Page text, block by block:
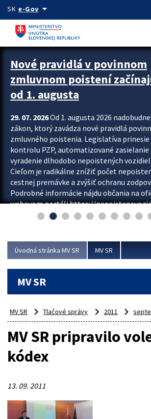
Preskocit na hlavný obsah
SK e-Govarrow_drop_down
Zastavit automatický posun upútavok
Nové pravidlá v povinnom
zmluvnom poistení
od 1. augusta
29. 07. 2026Od 1. augusta 2026
zákon, ktorý zavádza nové pravidlá
zmluvného poistenia. Legislatíva
kontrolu PZP, automatizované zasielanie
vyradenie dlhodobo nepoistených vozidiel
Cieľom je radikálne znížiť počet
cestnej premávke a zvýšiť ochranu
Podrobné informácie nájdu občania na
webovom portáli https://
ktorom od augusta pribudne aj možnosť
Úvodná stránka MV SR MV SR
MV SR
MV SR Tlačové správy 2011
MV SR pripravilo
kódex
13. 09. 2011